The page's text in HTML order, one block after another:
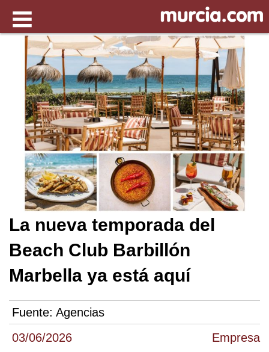
03/06/2026 Empresa
La nueva temporada del
Beach Club Barbillón
Marbella ya está aquí
Fuente: Agencias